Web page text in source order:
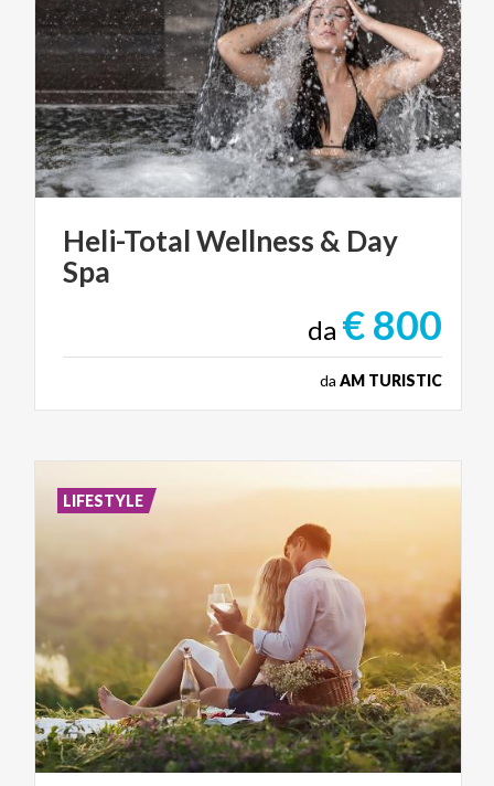
Heli-TotalWellness & Day
Spa
da € 800
da AM TURISTIC
LIFESTYLE